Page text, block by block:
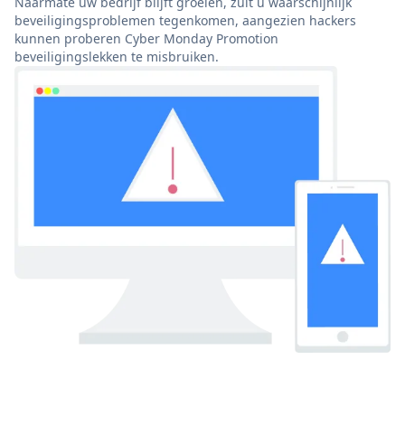
beveiligingsproblemen tegenkomen, aangezien hackers
kunnen proberen Cyber Monday Promotion
beveiligingslekken te misbruiken.